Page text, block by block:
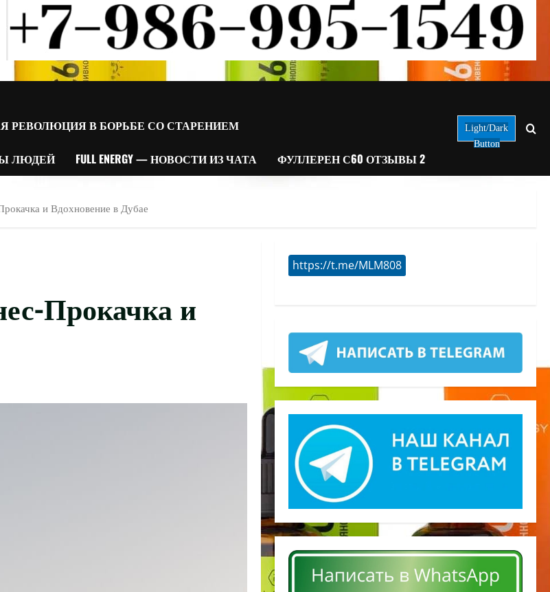
РЕВОЛЮЦИЯ В БОРЬБЕ СО СТАРЕНИЕМ
ЛЮДЕЙ FULL ENERGY — НОВОСТИ ИЗ ЧАТА ФУЛЛЕРЕН С60 ОТЗЫВЫ 2
Light/Dark
Button
и Вдохновение в Дубае
Прокачка и
https://t.me/MLM808